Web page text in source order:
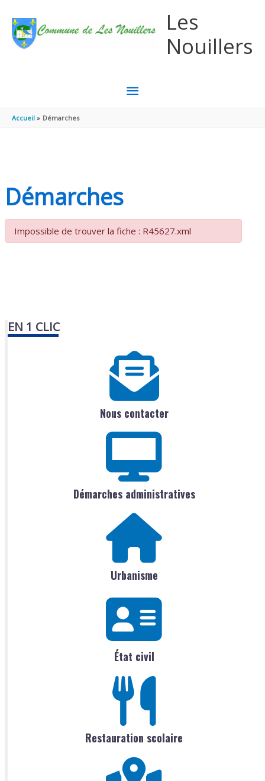
Les
Nouillers
MENU
Accueil Démarches
Démarches
Impossible de trouver la fiche : R45627.xml
EN 1 CLIC
Nous contacter
Démarches administratives
Urbanisme
État civil
Restauration scolaire